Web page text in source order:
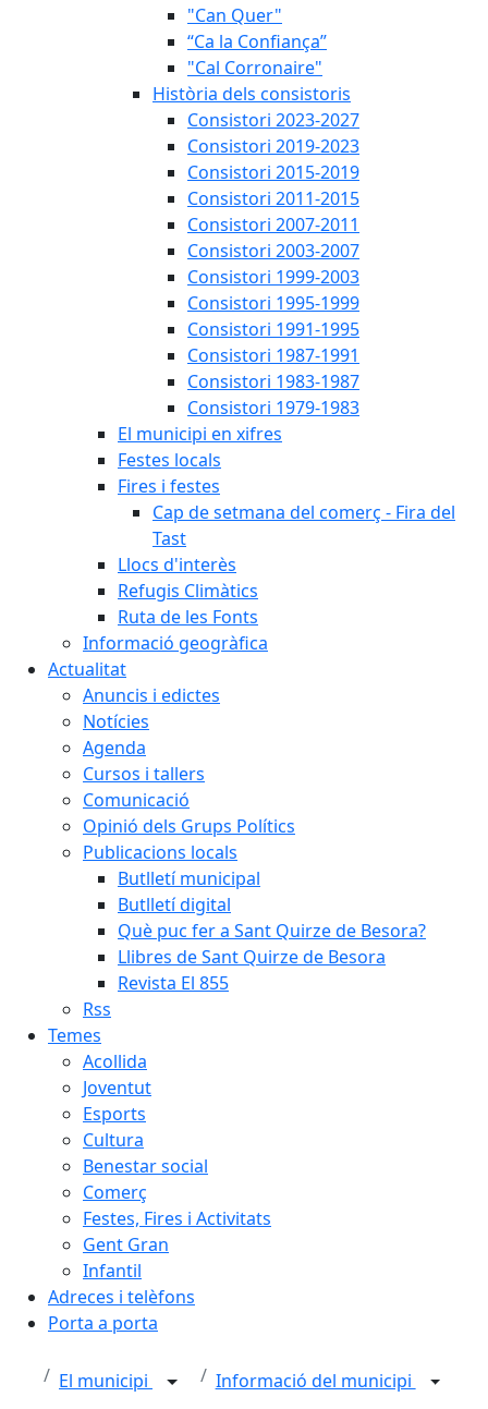
"Can Quer"
“Ca la Confiança”
"Cal Corronaire"
Història dels consistoris
Consistori 2023-2027
Consistori 2019-2023
Consistori 2015-2019
Consistori 2011-2015
Consistori 2007-2011
Consistori 2003-2007
Consistori 1999-2003
Consistori 1995-1999
Consistori 1991-1995
Consistori 1987-1991
Consistori 1983-1987
Consistori 1979-1983
El municipi en xifres
Festes locals
Fires i festes
Cap de setmana del comerç - Fira del
Tast
Llocs d'interès
Refugis Climàtics
Ruta de les Fonts
Informació geogràfica
Actualitat
Anuncis i edictes
Notícies
Agenda
Cursos i tallers
Comunicació
Opinió dels Grups Polítics
Publicacions locals
Butlletí municipal
Butlletí digital
Què puc fer a Sant Quirze de Besora?
Llibres de Sant Quirze de Besora
Revista El 855
Rss
Temes
Acollida
Joventut
Esports
Cultura
Benestar social
Comerç
Festes, Fires i Activitats
Gent Gran
Infantil
Adreces i telèfons
Porta a porta
El municipi
Informació del municipi